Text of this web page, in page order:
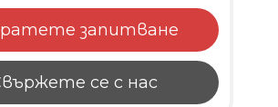
запитване
се с нас